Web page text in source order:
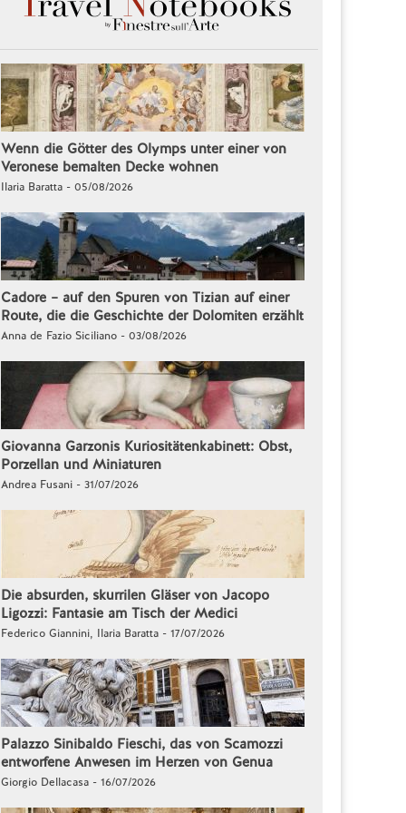
Wenn die Götter des Olymps unter einer von
Veronese bemalten Decke wohnen
Ilaria Baratta - 05/08/2026
Cadore – auf den Spuren von Tizian auf einer
Route, die die Geschichte der Dolomiten erzählt
Anna de Fazio Siciliano - 03/08/2026
Giovanna Garzonis Kuriositätenkabinett: Obst,
Porzellan und Miniaturen
Andrea Fusani - 31/07/2026
Die absurden, skurrilen Gläser von Jacopo
Ligozzi: Fantasie am Tisch der Medici
Federico Giannini, Ilaria Baratta - 17/07/2026
Palazzo Sinibaldo Fieschi, das von Scamozzi
entworfene Anwesen im Herzen von Genua
Giorgio Dellacasa - 16/07/2026